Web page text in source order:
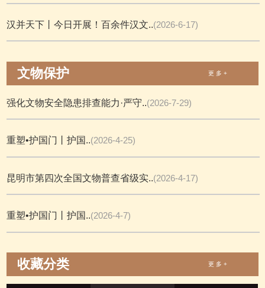
汉并天下丨今日开展！百余件汉文..(2026-6-17)
文物保护 更 多 +
强化文物安全隐患排查能力·严守..(2026-7-29)
重塑•护国门丨护国..(2026-4-25)
昆明市第四次全国文物普查省级实..(2026-4-17)
重塑•护国门丨护国..(2026-4-7)
收藏分类 更 多 +